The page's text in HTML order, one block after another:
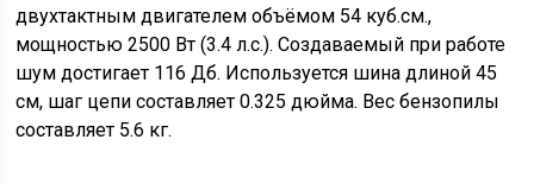
двухтактным двигателем объёмом 54 куб.см.,
мощностью 2500 Вт (3.4 л.с.). Создаваемый при работе
шум достигает 116 Дб. Используется шина длиной 45
см, шаг цепи составляет 0.325 дюйма. Вес бензопилы
составляет 5.6 кг.